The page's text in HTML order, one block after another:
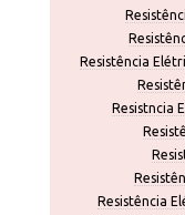
Resistência
Resistncia
Resistência